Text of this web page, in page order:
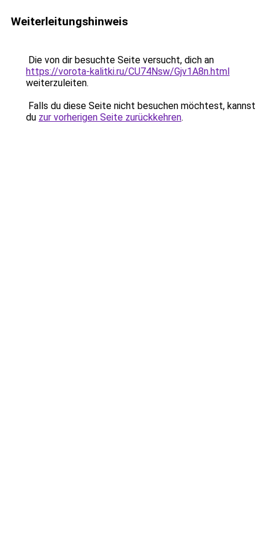
Weiterleitungshinweis
Die von dir besuchte Seite versucht, dich an
https://vorota-kalitki.ru/CU74Nsw/Gjv1A8n.html
weiterzuleiten.
Falls du diese Seite nicht besuchen möchtest, kannst
du zur vorherigen Seite zurückkehren.